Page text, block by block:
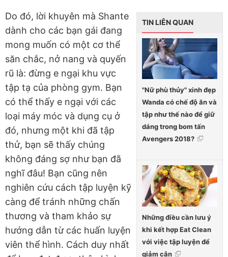
TIN LIÊN QUAN
"Nữ phù thủy" xinh đẹp
Wanda có chế độ ăn và
tập như thế nào để giữ
dáng trong bom tấn
Avengers 2018?
Những điều cần lưu ý
khi kết hợp Eat Clean
với việc tập luyện để
giảm cân
Do đó, lời khuyên mà Shante
dành cho các bạn gái đang
mong muốn có một cơ thể
săn chắc, nở nang và quyến
rũ là: đừng e ngại khu vực
tập tạ của phòng gym. Bạn
có thể thấy e ngại với các
loại máy móc và dụng cụ ở
đó, nhưng một khi đã tập
thử, bạn sẽ thấy chúng
không đáng sợ như bạn đã
nghĩ đâu! Bạn cũng nên
nghiên cứu cách tập luyện kỹ
càng để tránh những chấn
thương và tham khảo sự
hướng dẫn từ các huấn luyện
viên thể hình. Cách duy nhất